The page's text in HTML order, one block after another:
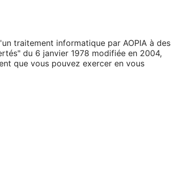
traitement informatique par AOPIA à des
du 6 janvier 1978 modifiée en 2004,
que vous pouvez exercer en vous